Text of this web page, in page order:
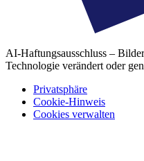
AI-Haftungsausschluss –
Technologie verändert oder
Privatsphäre
Cookie-Hinweis
Cookies verwalten